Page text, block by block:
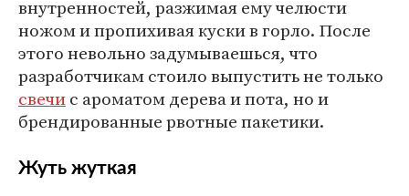
внутренностей, разжимая ему челюсти
ножом и пропихивая куски в горло. После
этого невольно задумываешься, что
разработчикам стоило выпустить не только
свечис ароматом дерева и пота, но и
брендированные рвотные пакетики.
Жуть жуткая